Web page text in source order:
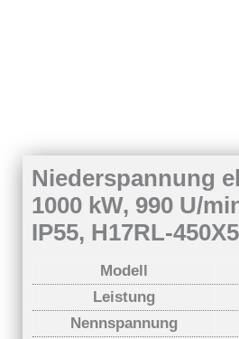
Niederspannung
1000 kW, 990 U/
IP55, H17RL-
Modell
Leistung
Nennspannung